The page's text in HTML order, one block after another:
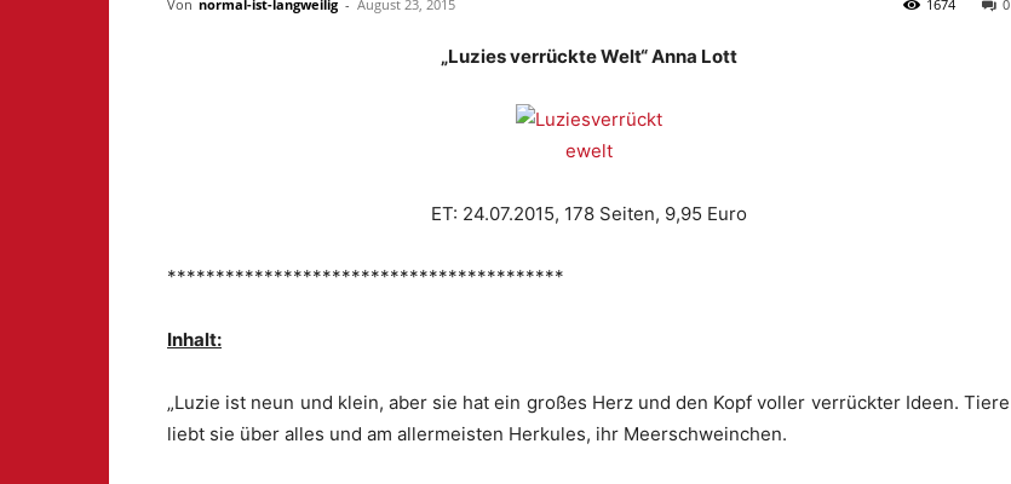
Von normal-ist-langweilig - August 23, 2015 0
1674
„Luzies verrückte Welt“ Anna Lott
ET: 24.07.2015, 178 Seiten, 9,95 Euro
*****************************************
Inhalt:
„Luzie ist neun und klein, aber sie hat ein großes Herz und den Kopf voller verrückter Ideen. Tiere
liebt sie über alles und am allermeisten Herkules, ihr Meerschweinchen.